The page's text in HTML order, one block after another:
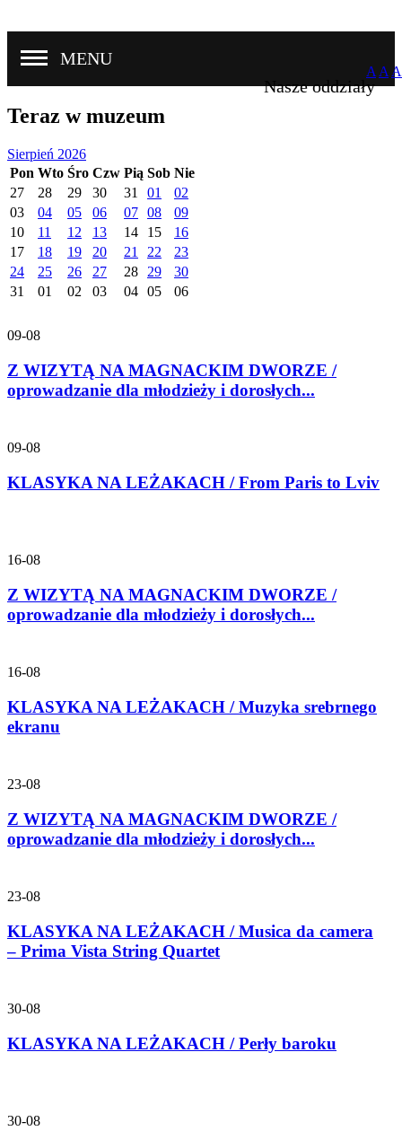
Nasze oddziały
MENU
Teraz w muzeum
Sierpień 2026
Pon Wto Śro Czw Pią Sob Nie
27
28 29 30 31 01
02
03
04 05 06 07 08
09
10
11 12 13 14 15
16
17
18 19 20 21 22
23
24
25 26 27 28 29
30
31
01 02 03 04 05 06
09-08
Z WIZYTĄ NA MAGNACKIM DWORZE /
oprowadzanie dla młodzieży i dorosłych...
09-08
KLASYKA NA LEŻAKACH / From Paris to Lviv
16-08
Z WIZYTĄ NA MAGNACKIM DWORZE /
oprowadzanie dla młodzieży i dorosłych...
16-08
KLASYKA NA LEŻAKACH / Muzyka srebrnego
ekranu
23-08
Z WIZYTĄ NA MAGNACKIM DWORZE /
oprowadzanie dla młodzieży i dorosłych...
23-08
KLASYKA NA LEŻAKACH / Musica da camera
– Prima Vista String Quartet
30-08
KLASYKA NA LEŻAKACH / Perły baroku
30-08
A A A